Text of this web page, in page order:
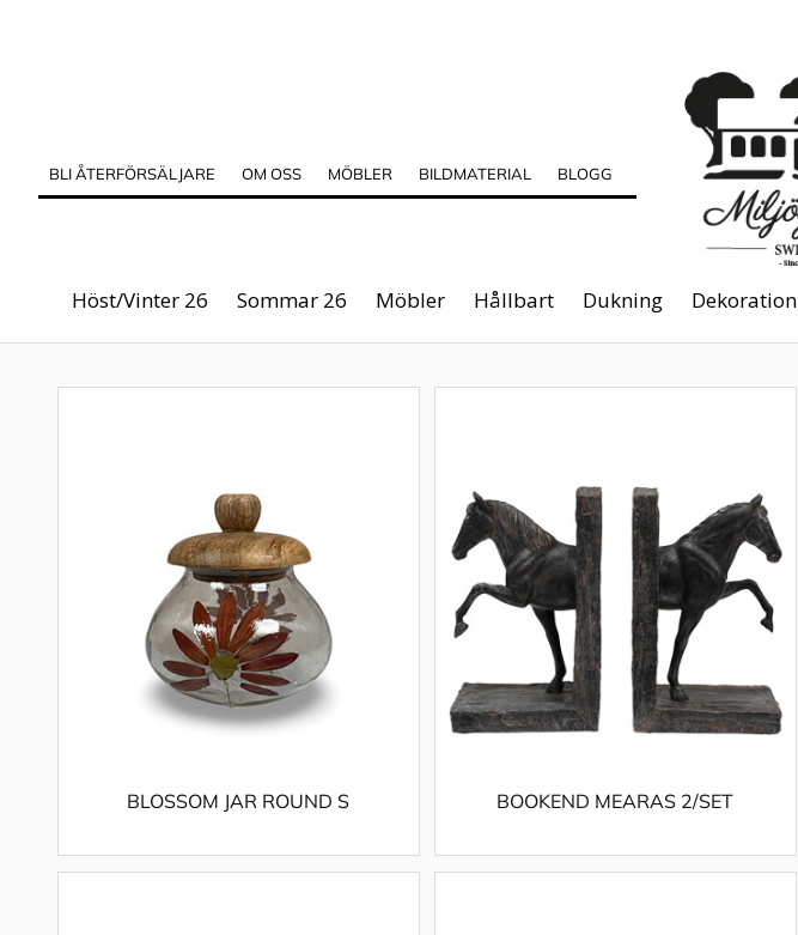
BLI ÅTERFÖRSÄLJARE OM OSS MÖBLER BILDMATERIAL BLOGG
Höst/Vinter 26 Sommar 26 Möbler Hållbart Dukning Dekoration
BLOSSOM JAR ROUND S BOOKEND MEARAS 2/SET